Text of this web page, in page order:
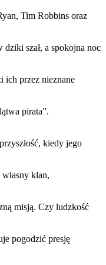
Tim Robbins oraz
szał, a spokojna noc
ich przez nieznane
pirata”.
kiedy jego
klan,
misją. Czy ludzkość
pogodzić presję